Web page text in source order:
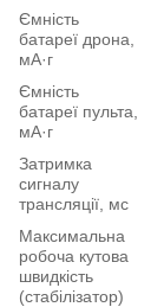
Ємність
батареї дрона,
мА·г
Ємність
батареї пульта,
мА·г
Затримка
сигналу
трансляції, мс
Максимальна
робоча кутова
швидкість
(стабілізатор)